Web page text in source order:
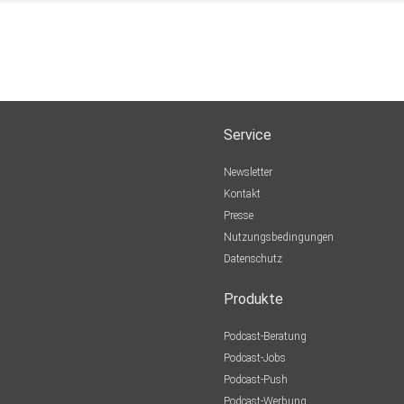
Service
Newsletter
Kontakt
Presse
Nutzungsbedingungen
Datenschutz
Produkte
Podcast-Beratung
Podcast-Jobs
Podcast-Push
Podcast-Werbung